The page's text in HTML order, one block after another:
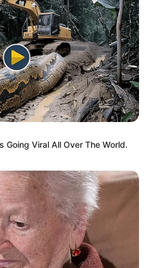
Ikardin dhe Matijs De Ligt.
dhe e vlerëson shumë,
kombëtarja e Holandës.
19-vjeç, kërkohet nga
Vrij tregon se çfarë e befason
tulipane.
e Spaletit, jo shumë
Going Viral All Over The World.